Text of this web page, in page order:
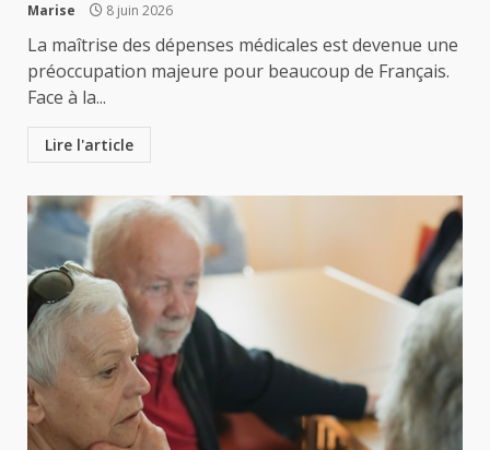
Marise 8 juin 2026
La maîtrise des dépenses médicales est devenue une
préoccupation majeure pour beaucoup de Français.
Face à la...
Lire l'article